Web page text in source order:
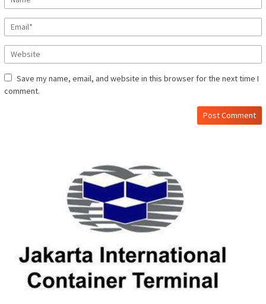
Save my name, email, and website in this browser for the next time I
comment.